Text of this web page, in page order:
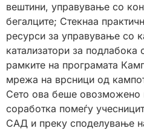
вештини, управување со
бегалците; Стекнаа
ресурси за управување со
катализатори за подлабока
рамките на програмата
мрежа на врсници од
Сето ова беше овозможено
соработка помеѓу
САД и преку споделување